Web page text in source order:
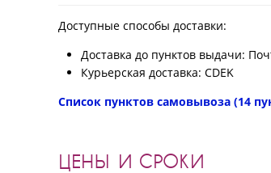
Доступные способы доставки:
Доставка до пунктов выдачи:
Курьерская доставка: CDEK
Список пунктов самовывоза (14
ЦЕНЫ И СРОКИ